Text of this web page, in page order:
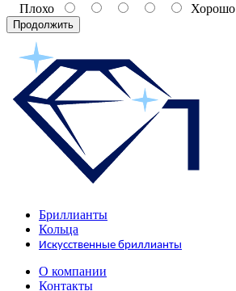
Плохо
Хорошо
Продолжить
Бриллианты
Кольца
Искусственные бриллианты
О компании
Контакты